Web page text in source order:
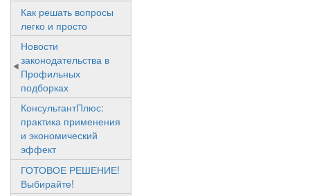
Как решать вопросы
легко и просто
Новости
законодательства в
Профильных
подборках
КонсультантПлюс:
практика применения
и экономический
эффект
ГОТОВОЕ РЕШЕНИЕ!
Выбирайте!